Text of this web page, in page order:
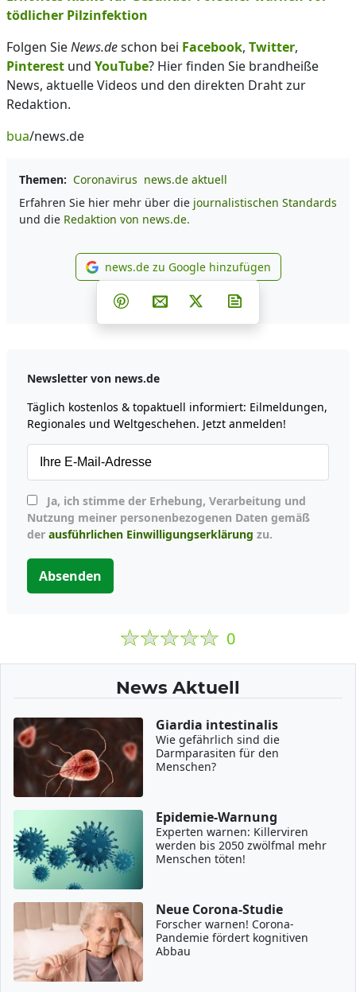
tödlicher Pilzinfektion
Folgen SieNews.deschon bei Facebook, Twitter,
Pinterest und YouTube? Hier finden Sie brandheiße
News, aktuelle Videos und den direkten Draht zur
Redaktion.
bua/news.de
Themen: Coronavirus news.de aktuell
Erfahren Sie hier mehr über die journalistischen Standards
und die Redaktion von news.de.
news.de zu Google
news.de zu Google hinzufügen
Teilen auf Facebook
Teilen auf Whatsapp
Teilen auf Telegram
Teilen auf Pinterest
Per E-Mail teilen
Post auf X
Newsletter von news.de
Täglich kostenlos & topaktuell informiert: Eilmeldungen,
Regionales und Weltgeschehen. Jetzt anmelden!
Nutzung meiner personenbezogenen Daten gemäß
der ausführlichen Einwilligungserklärung zu.
Absenden
0
News Aktuell
Giardia intestinalis
Wie gefährlich sind die
Darmparasiten für den
Menschen?
Epidemie-Warnung
Experten warnen: Killerviren
werden bis 2050 zwölfmal mehr
Menschen töten!
Neue Corona-Studie
Forscher warnen! Corona-
Pandemie fördert kognitiven
Abbau